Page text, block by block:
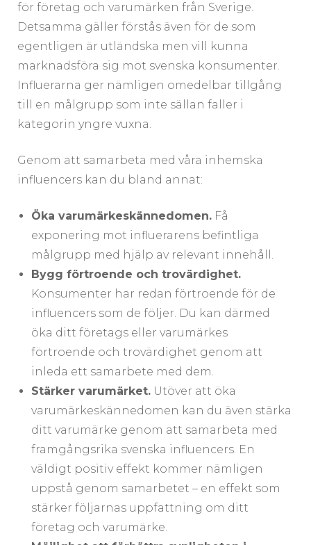
för företag och varumärken från Sverige.
Detsamma gäller förstås även för de som
egentligen är utländska men vill kunna
marknadsföra sig mot svenska konsumenter.
Influerarna ger nämligen omedelbar tillgång
till en målgrupp som inte sällan faller i
kategorin yngre vuxna.
Genom att samarbeta med våra inhemska
influencers kan du bland annat:
Öka varumärkeskännedomen. Få
exponering mot influerarens befintliga
målgrupp med hjälp av relevant innehåll.
Bygg förtroende och trovärdighet.
Konsumenter har redan förtroende för de
influencers som de följer. Du kan därmed
öka ditt företags eller varumärkes
förtroende och trovärdighet genom att
inleda ett samarbete med dem.
Stärker varumärket. Utöver att öka
varumärkeskännedomen kan du även stärka
ditt varumärke genom att samarbeta med
framgångsrika svenska influencers. En
väldigt positiv effekt kommer nämligen
uppstå genom samarbetet – en effekt som
stärker följarnas uppfattning om ditt
företag och varumärke.